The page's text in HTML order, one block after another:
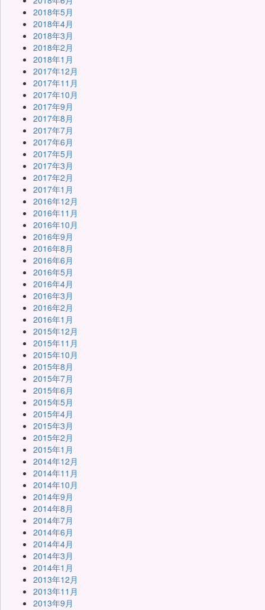
2018年5月
2018年4月
2018年3月
2018年2月
2018年1月
2017年12月
2017年11月
2017年10月
2017年9月
2017年8月
2017年7月
2017年6月
2017年5月
2017年3月
2017年2月
2017年1月
2016年12月
2016年11月
2016年10月
2016年9月
2016年8月
2016年6月
2016年5月
2016年4月
2016年3月
2016年2月
2016年1月
2015年12月
2015年11月
2015年10月
2015年8月
2015年7月
2015年6月
2015年5月
2015年4月
2015年3月
2015年2月
2015年1月
2014年12月
2014年11月
2014年10月
2014年9月
2014年8月
2014年7月
2014年6月
2014年4月
2014年3月
2014年1月
2013年12月
2013年11月
2013年9月